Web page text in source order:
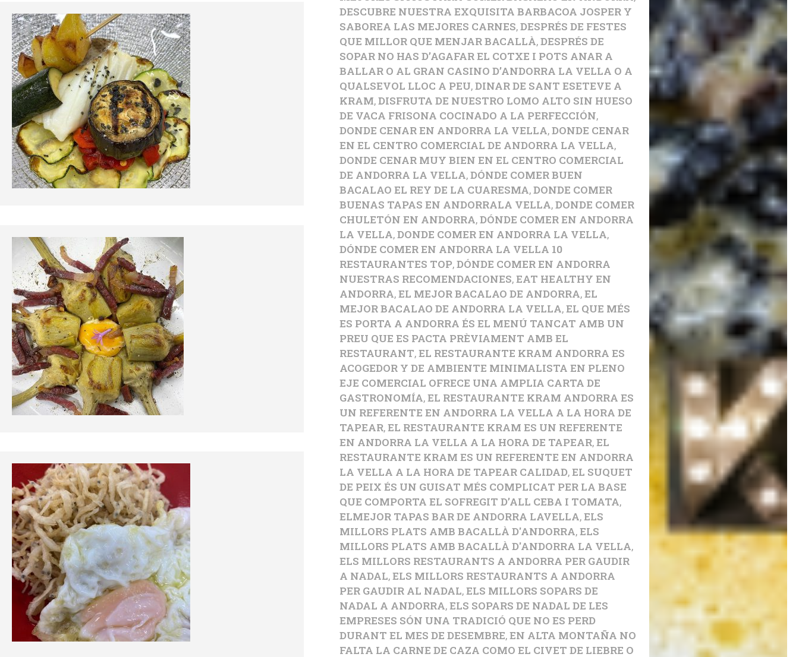
DESCUBRE NUESTRA EXQUISITA BARBACOA JOSPER Y
SABOREA LAS MEJORES CARNES,DESPRÉS DE FESTES
QUE MILLOR QUE MENJAR BACALLÀ,DESPRÉS DE
SOPAR NO HAS D’AGAFAR EL COTXE I POTS ANAR A
BALLAR O AL GRAN CASINO D’ANDORRA LA VELLA O A
QUALSEVOL LLOC A PEU,DINAR DE SANT ESETEVE A
KRAM,DISFRUTA DE NUESTRO LOMO ALTO SIN HUESO
DE VACA FRISONA COCINADO A LA PERFECCIÓN,
DONDE CENAR EN ANDORRA LA VELLA,DONDE CENAR
EN EL CENTRO COMERCIAL DE ANDORRA LA VELLA,
DONDE CENAR MUY BIEN EN EL CENTRO COMERCIAL
DE ANDORRA LA VELLA,DÓNDE COMER BUEN
BACALAO EL REY DE LA CUARESMA,DONDE COMER
BUENAS TAPAS EN ANDORRALA VELLA,DONDE COMER
CHULETÓN EN ANDORRA,DÓNDE COMER EN ANDORRA
LA VELLA,DONDE COMER EN ANDORRA LA VELLA,
DÓNDE COMER EN ANDORRA LA VELLA 10
RESTAURANTES TOP,DÓNDE COMER EN ANDORRA
NUESTRAS RECOMENDACIONES,EAT HEALTHY EN
ANDORRA,EL MEJOR BACALAO DE ANDORRA,EL
MEJOR BACALAO DE ANDORRA LA VELLA,EL QUE MÉS
ES PORTA A ANDORRA ÉS EL MENÚ TANCAT AMB UN
PREU QUE ES PACTA PRÈVIAMENT AMB EL
RESTAURANT,EL RESTAURANTE KRAM ANDORRA ES
ACOGEDOR Y DE AMBIENTE MINIMALISTA EN PLENO
EJE COMERCIAL OFRECE UNA AMPLIA CARTA DE
GASTRONOMÍA,EL RESTAURANTE KRAM ANDORRA ES
UN REFERENTE EN ANDORRA LA VELLA A LA HORA DE
TAPEAR,EL RESTAURANTE KRAM ES UN REFERENTE
EN ANDORRA LA VELLA A LA HORA DE TAPEAR,EL
RESTAURANTE KRAM ES UN REFERENTE EN ANDORRA
LA VELLA A LA HORA DE TAPEAR CALIDAD,EL SUQUET
DE PEIX ÉS UN GUISAT MÉS COMPLICAT PER LA BASE
QUE COMPORTA EL SOFREGIT D’ALL CEBA I TOMATA,
ELMEJOR TAPAS BAR DE ANDORRA LAVELLA,ELS
MILLORS PLATS AMB BACALLÀ D'ANDORRA,ELS
MILLORS PLATS AMB BACALLÀ D'ANDORRA LA VELLA,
ELS MILLORS RESTAURANTS A ANDORRA PER GAUDIR
A NADAL,ELS MILLORS RESTAURANTS A ANDORRA
PER GAUDIR AL NADAL,ELS MILLORS SOPARS DE
NADAL A ANDORRA,ELS SOPARS DE NADAL DE LES
EMPRESES SÓN UNA TRADICIÓ QUE NO ES PERD
DURANT EL MES DE DESEMBRE,EN ALTA MONTAÑA NO
FALTA LA CARNE DE CAZA COMO EL CIVET DE LIEBRE O